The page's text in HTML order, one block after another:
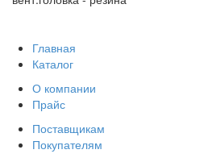
Главная
Каталог
О компании
Прайс
Поставщикам
Покупателям